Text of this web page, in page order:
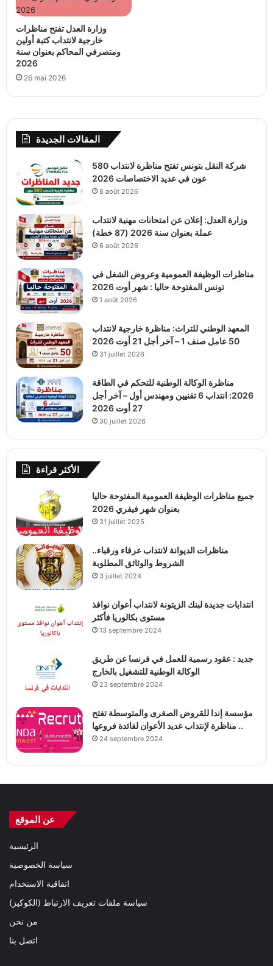
وزارة العدل تفتح مناظرات
خارجية لانتداب كتبة أولين
ومتصرفي المحاكم بعنوان سنة
2026
26 mai 2026
المقالات الجديدة
شركة النقل بتونس تفتح مناظرة لانتداب 580
عون في عديد الاختصاصات 2026
8 août 2026
وزارة العدل: إعلان عن امتحانات مهنية لانتداب
عملة بعنوان سنة 2026 (87 خطة)
6 août 2026
مناظرات الوظيفة العمومية وعروض الشغل في
تونس المفتوحة حاليا : شهر أوت 2026
1 août 2026
المعهد الوطني للتراث: مناظرة خارجية لانتداب
50 عامل صنف 1 – آخر أجل 21 أوت 2026
31 juillet 2026
مناظرة الوكالة الوطنية للتحكم في الطاقة
2026: انتداب 6 تقنيين ومهندس أول – آخر أجل
27 أوت 2026
30 juillet 2026
الأكثر قراءة
جميع مناظرات الوظيفة العمومية المفتوحة حاليا
بعنوان شهر فيفري 2026
31 juillet 2025
مناظرات الديوانة لانتداب عرفاء ورقباء..
الشروط والوثائق المطلوبة
3 juillet 2024
انتدابات جديدة لبنك الزيتونة لانتداب أعوان نوافذ
مستوى بكالوريا فأكثر
13 septembre 2024
جديد : عقود رسمية للعمل في فرنسا عن طريق
الوكالة الوطنية للتشغيل بالخارج
23 septembre 2024
مؤسسة إندا للقروض الصغرى والمتوسطة تفتح
مناظرة لإنتداب عديد الأعوان لفائدة فروعها ..
24 septembre 2024
عن الموقع
الرئيسية
سياسة الخصوصية
اتفاقية الاستخدام
سياسة ملفات تعريف الارتباط (الكوكيز)
من نحن
اتصل بنا